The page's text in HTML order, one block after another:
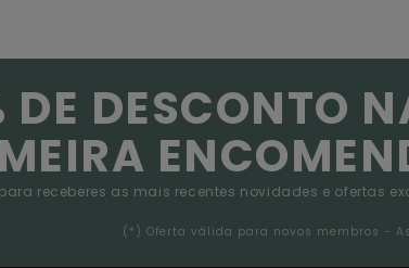
DE DESCONTO
receberes as mais recentes novidades e ofertas
(*) Oferta válida para novos membros -